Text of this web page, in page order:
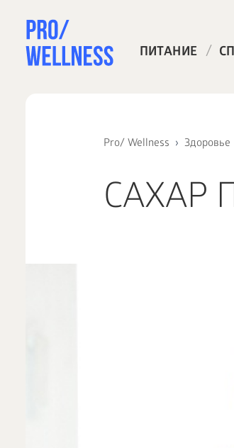
ПИТАНИЕ /
Pro/ Wellness Здоровье
САХАР